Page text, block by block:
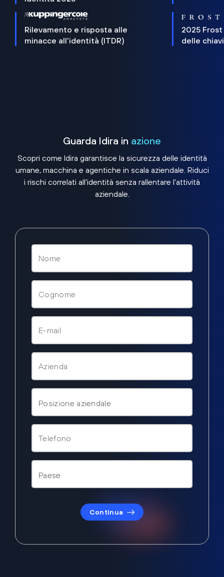
Rilevamento e risposta alle
minacce all'identità (ITDR)
2025 Frost
delle
Guarda Idira in azione
Scopri come Idira garantisce la sicurezza delle identità
umane, macchina e agentiche in scala aziendale. Riduci
i rischi correlati all'identità senza rallentare l'attività
aziendale.
Continua